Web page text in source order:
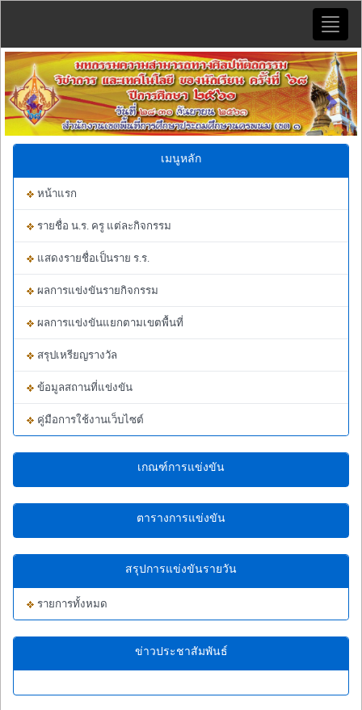
Toggle
Previous Next
เมนูหลัก
หน้าแรก
รายชื่อ น.ร. ครู แต่ละกิจกรรม
แสดงรายชื่อเป็นราย ร.ร.
ผลการแข่งขันรายกิจกรรม
ผลการแข่งขันแยกตามเขตพื้นที่
สรุปเหรียญรางวัล
ข้อมูลสถานที่แข่งขัน
คู่มือการใช้งานเว็บไซต์
เกณฑ์การแข่งขัน
ตารางการแข่งขัน
สรุปการแข่งขันรายวัน
รายการทั้งหมด
ข่าวประชาสัมพันธ์